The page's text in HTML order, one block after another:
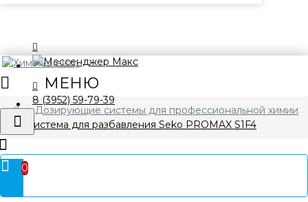
8 (3952) 59-79-39
0
Дозирующие системы для профессиональной химии
Система для разбавления Seko PROMAX S1F4